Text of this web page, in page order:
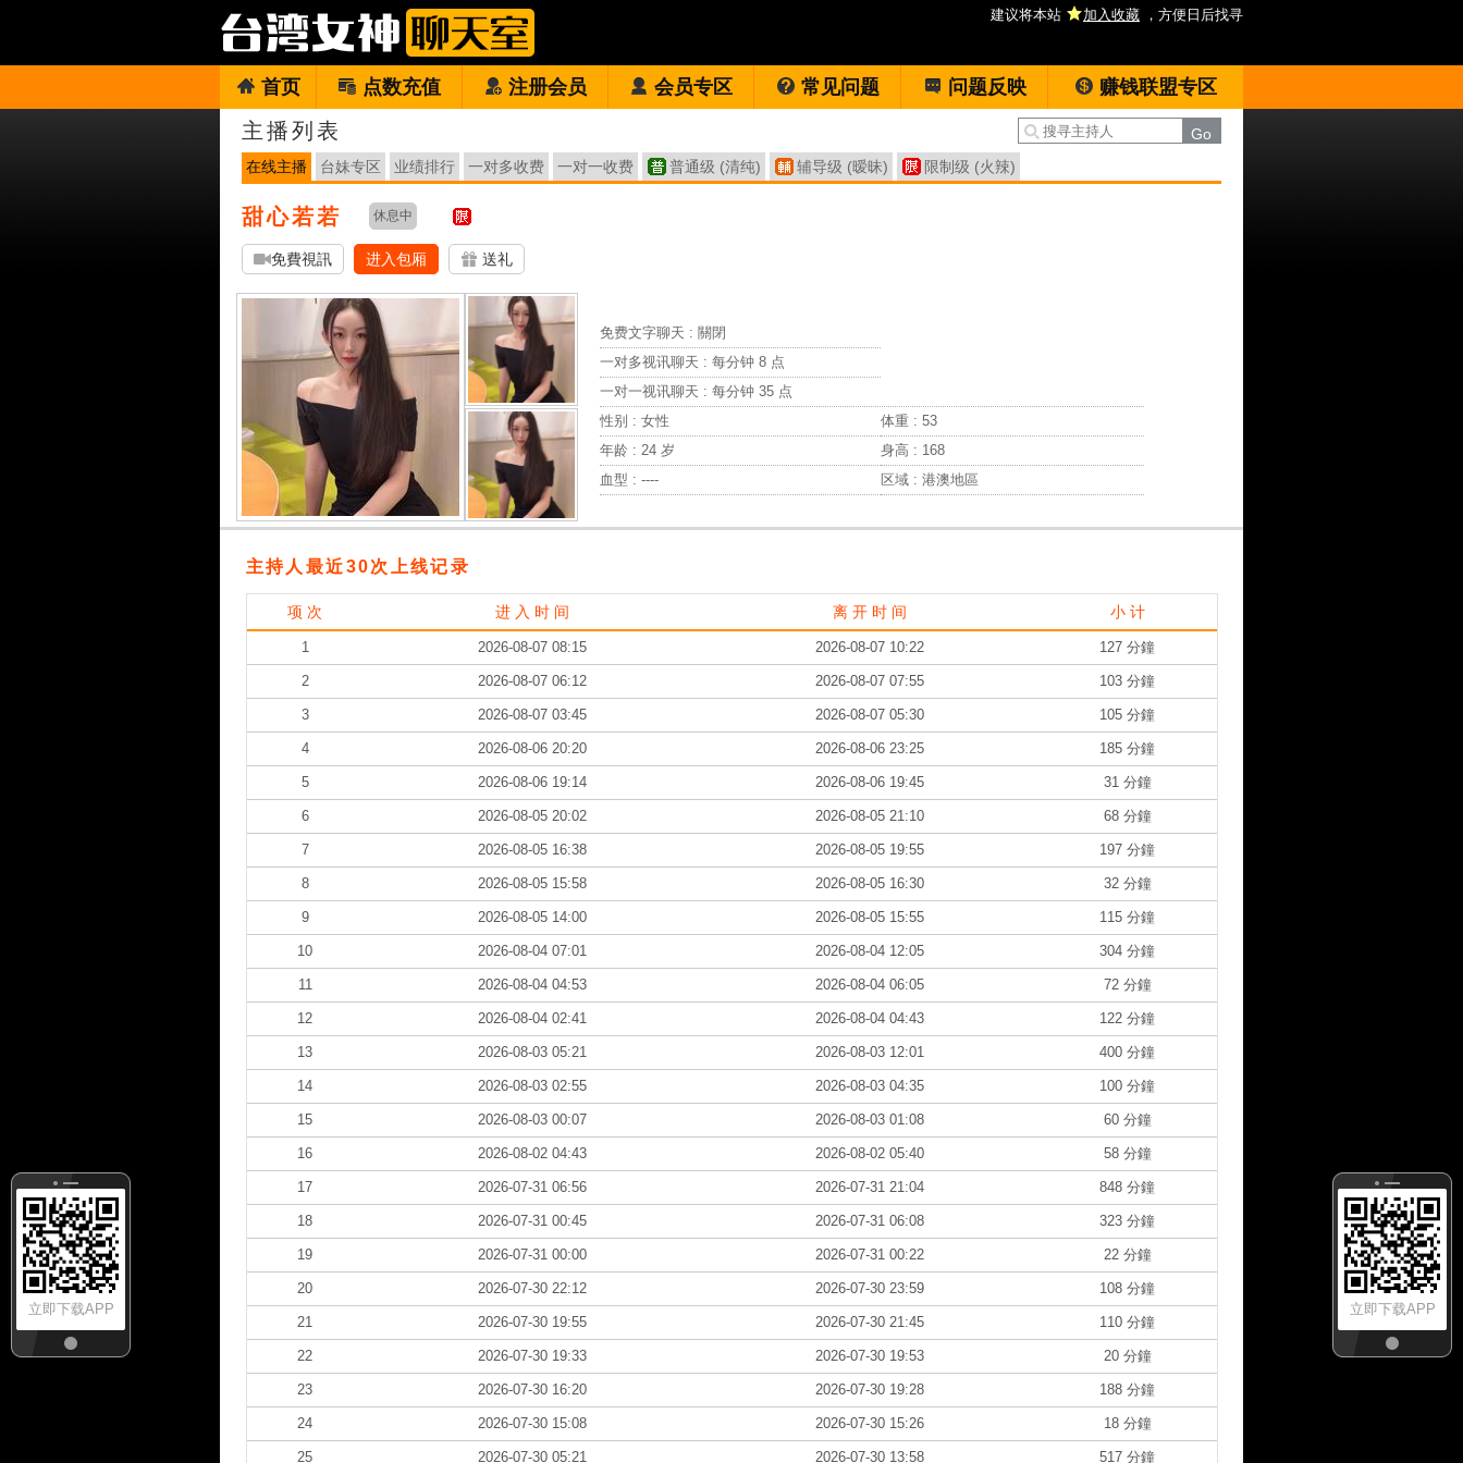
建议将本站 加入收藏 ，方便日后找寻
首页 点数充值 注册会员 会员专区 常见问题 问题反映 赚钱联盟专区
立即下载APP
立即下载APP
主播列表
在线主播 台妹专区 业绩排行 一对多收费 一对一收费 普通级 (清纯) 辅导级 (暧昧) 限制级 (火辣)
甜心若若 休息中
免費視訊 进入包厢 送礼
免费文字聊天 : 關閉
一对多视讯聊天 : 每分钟 8 点
一对一视讯聊天 : 每分钟 35 点
性别 : 女性
体重 : 53
年龄 : 24 岁
身高 : 168
血型 : ----
区域 : 港澳地區
主持人最近30次上线记录
项 次 进 入 时 间 离 开 时 间 小 计
1 2026-08-07 08:15 2026-08-07 10:22 127 分鐘
2 2026-08-07 06:12 2026-08-07 07:55 103 分鐘
3 2026-08-07 03:45 2026-08-07 05:30 105 分鐘
4 2026-08-06 20:20 2026-08-06 23:25 185 分鐘
5 2026-08-06 19:14 2026-08-06 19:45 31 分鐘
6 2026-08-05 20:02 2026-08-05 21:10 68 分鐘
7 2026-08-05 16:38 2026-08-05 19:55 197 分鐘
8 2026-08-05 15:58 2026-08-05 16:30 32 分鐘
9 2026-08-05 14:00 2026-08-05 15:55 115 分鐘
10 2026-08-04 07:01 2026-08-04 12:05 304 分鐘
11 2026-08-04 04:53 2026-08-04 06:05 72 分鐘
12 2026-08-04 02:41 2026-08-04 04:43 122 分鐘
13 2026-08-03 05:21 2026-08-03 12:01 400 分鐘
14 2026-08-03 02:55 2026-08-03 04:35 100 分鐘
15 2026-08-03 00:07 2026-08-03 01:08 60 分鐘
16 2026-08-02 04:43 2026-08-02 05:40 58 分鐘
17 2026-07-31 06:56 2026-07-31 21:04 848 分鐘
18 2026-07-31 00:45 2026-07-31 06:08 323 分鐘
19 2026-07-31 00:00 2026-07-31 00:22 22 分鐘
20 2026-07-30 22:12 2026-07-30 23:59 108 分鐘
21 2026-07-30 19:55 2026-07-30 21:45 110 分鐘
22 2026-07-30 19:33 2026-07-30 19:53 20 分鐘
23 2026-07-30 16:20 2026-07-30 19:28 188 分鐘
24 2026-07-30 15:08 2026-07-30 15:26 18 分鐘
25 2026-07-30 05:21 2026-07-30 13:58 517 分鐘